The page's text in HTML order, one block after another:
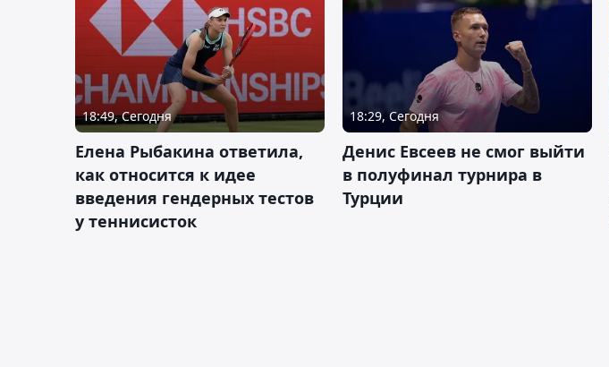
18:49, Сегодня
Елена Рыбакина ответила,
как относится к идее
введения гендерных тестов
у теннисисток
18:29, Сегодня
Денис Евсеев не смог выйти
в полуфинал турнира в
Турции